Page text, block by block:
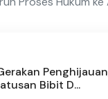
Bibit D...